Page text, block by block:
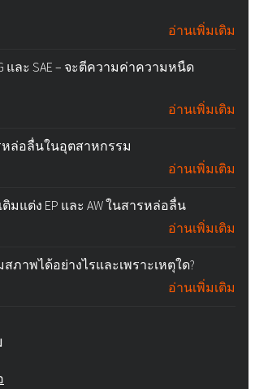
อ่านเพิ่มเติม
และ SAE – จะตีความค่าความหนืด
อ่านเพิ่มเติม
ล่อลื่นในอุตสาหกรรม
อ่านเพิ่มเติม
มแต่ง EP และ AW ในสารหล่อลื่น
อ่านเพิ่มเติม
ภาพได้อย่างไรและเพราะเหตุใด?
อ่านเพิ่มเติม